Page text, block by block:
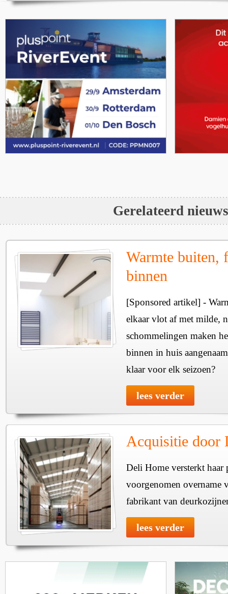
Gerelateerd nieuws
Warmte buiten,
binnen
[Sponsored artikel] -
elkaar vlot af met milde,
schommelingen maken
binnen in huis
klaar voor elk seizoen?
lees verder
Acquisitie door
Deli Home versterkt haar
voorgenomen overname
fabrikant van
lees verder